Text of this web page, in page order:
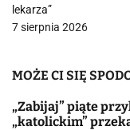
lekarza”
7 sierpnia 2026
MOŻE CI SIĘ
„Zabijaj” piąte
„katolickim”